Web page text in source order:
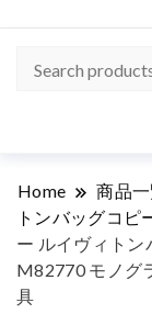
Home 商品
トンバッグコピ
ー ルイヴィトン
M82770 モノグ
具